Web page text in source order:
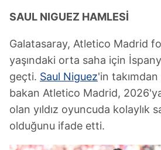
SAUL NIGUEZ HAMLESİ
Galatasaray, Atletico Madrid
yaşındaki orta saha için
geçti. Saul Niguez'in takımdan
bakan Atletico Madrid,
olan yıldız oyuncuda kolaylık
olduğunu ifade etti.